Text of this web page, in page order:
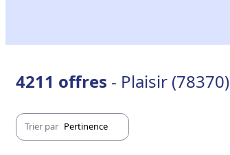
4211 offres - Plaisir (78370)
Trier par Pertinence